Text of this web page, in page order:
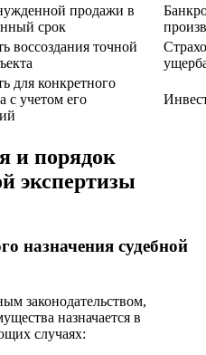
продажи в
срок
воссоздания точной
для конкретного
с учетом его
и порядок
экспертизы
назначения судебной
законодательством,
назначается в
случаях: